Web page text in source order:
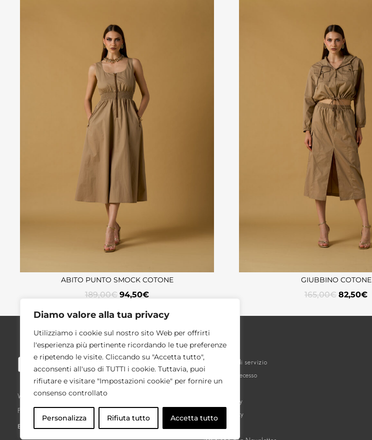
Diamo valore alla tua privacy
Utilizziamo i cookie sul nostro sito Web per offrirti
l'esperienza più pertinente ricordando le tue preferenze
e ripetendo le visite. Cliccando su "Accetta tutto",
acconsenti all'uso di TUTTI i cookie. Tuttavia, puoi
rifiutare e visitare "Impostazioni cookie" per fornire un
consenso controllato
Personalizza Rifiuta tutto Accetta tutto
ABITO PUNTO SMOCK COTONE
189,00€ 94,50€
GIUBBINO COTONE
165,00€ 82,50€
Via Montenapoleone, 8 – 20121 Milano
P.IVA/C.F. 03275440133
Email: customercare@nosecrets.com
Condizioni di servizio
Richiesta di recesso
Privacy policy
Cookie policy
Contatti